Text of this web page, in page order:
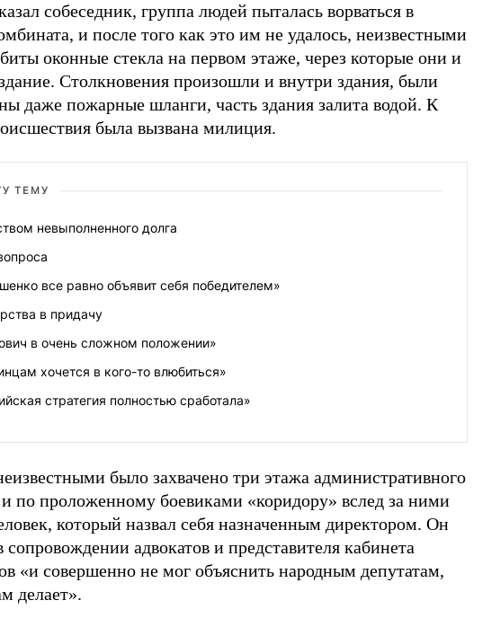
собеседник, группа людей пыталась ворваться в
и после того как это им не удалось, неизвестными
оконные стекла на первом этаже, через которые они и
Столкновения произошли и внутри здания, были
даже пожарные шланги, часть здания залита водой. К
была вызвана милиция.
ТЕМУ
невыполненного долга
все равно объявит себя победителем»
в придачу
в очень сложном положении»
хочется в кого-то влюбиться»
стратегия полностью сработала»
было захвачено три этажа административного
и по проложенному боевиками «коридору» вслед за ними
который назвал себя назначенным директором. Он
адвокатов и представителя кабинета
«и совершенно не мог объяснить народным депутатам,
делает».